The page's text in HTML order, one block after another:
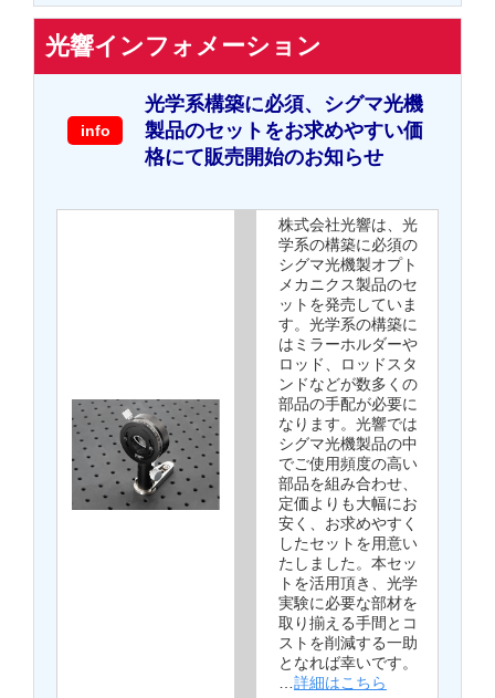
光響インフォメーション
info
光学系構築に必須、シグマ光機
製品のセットをお求めやすい価
格にて販売開始のお知らせ
株式会社光響は、光
学系の構築に必須の
シグマ光機製オプト
メカニクス製品のセ
ットを発売していま
す。光学系の構築に
はミラーホルダーや
ロッド、ロッドスタ
ンドなどが数多くの
部品の手配が必要に
なります。光響では
シグマ光機製品の中
でご使用頻度の高い
部品を組み合わせ、
定価よりも大幅にお
安く、お求めやすく
したセットを用意い
たしました。本セッ
トを活用頂き、光学
実験に必要な部材を
取り揃える手間とコ
ストを削減する一助
となれば幸いです。
詳細はこちら